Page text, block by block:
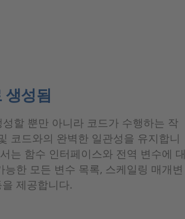
생성됨
할 뿐만 아니라 코드가 수행하는 작
코드와의 완벽한 일관성을 유지합니
는 함수 인터페이스와 전역 변수에 대
능한 모든 변수 목록, 스케일링 매개변
제공합니다.